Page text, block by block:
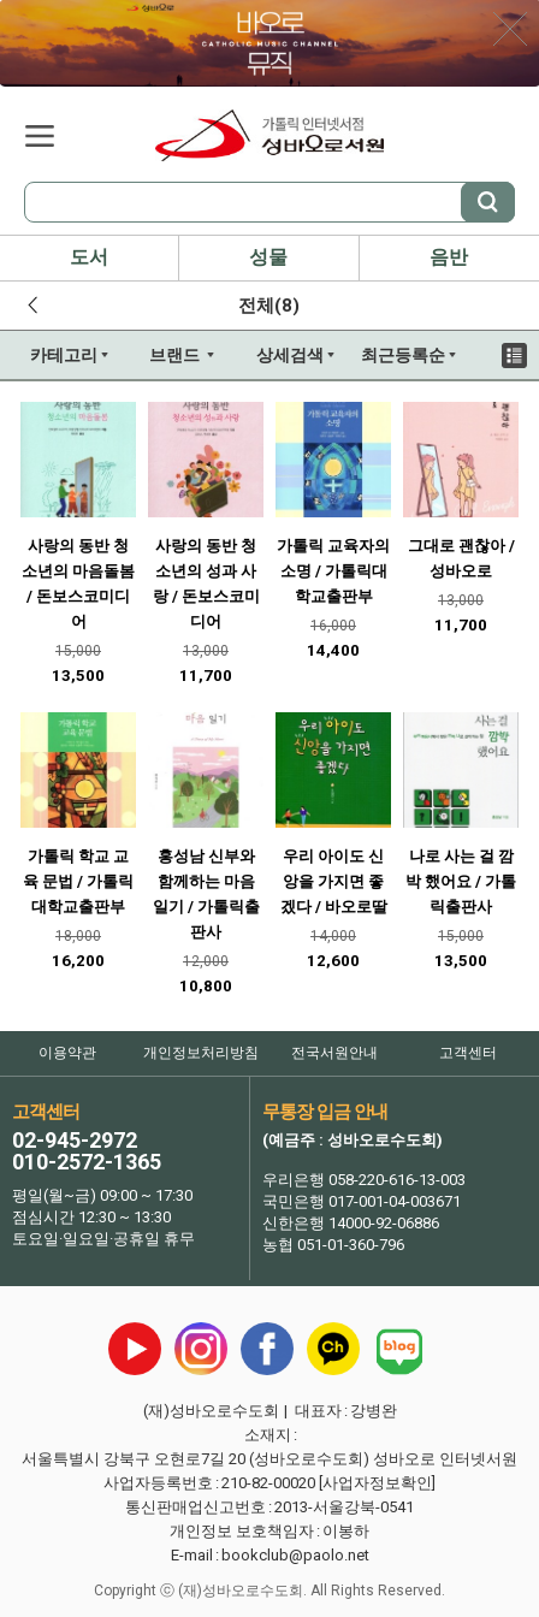
도서 성물 음반
전체(8)
카테고리 브랜드 상세검색 최근등록순
사랑의 동반 청
소년의 마음돌봄
/ 돈보스코미디
어
15,000
13,500
사랑의 동반 청
소년의 성과 사
랑 / 돈보스코미
디어
13,000
11,700
가톨릭 교육자의
소명 / 가톨릭대
학교출판부
16,000
14,400
그대로 괜찮아 /
성바오로
13,000
11,700
가톨릭 학교 교
육 문법 / 가톨릭
대학교출판부
18,000
16,200
홍성남 신부와
함께하는 마음
일기 / 가톨릭출
판사
12,000
10,800
우리 아이도 신
앙을 가지면 좋
겠다 / 바오로딸
14,000
12,600
나로 사는 걸 깜
박 했어요 / 가톨
릭출판사
15,000
13,500
이용약관 개인정보처리방침 전국서원안내 고객센터
고객센터
02-945-2972
010-2572-1365
평일(월~금) 09:00 ~ 17:30
점심시간 12:30 ~ 13:30
토요일·일요일·공휴일 휴무
무통장 입금 안내
(예금주 : 성바오로수도회)
우리은행 058-220-616-13-003
국민은행 017-001-04-003671
신한은행 14000-92-06886
농협 051-01-360-796
(재)성바오로수도회 | 대표자 : 강병완
소재지 :
서울특별시 강북구 오현로7길 20 (성바오로수도회) 성바오로 인터넷서원
사업자등록번호 :210-82-00020 [사업자정보확인]
통신판매업신고번호 :2013-서울강북-0541
개인정보 보호책임자 : 이봉하
E-mail : bookclub@paolo.net
Copyright ⓒ (재)성바오로수도회. All Rights Reserved.